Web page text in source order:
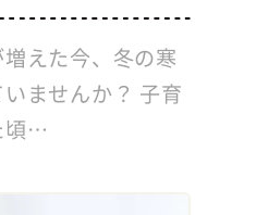
えた今、冬の寒
ませんか？ 子育
頃…